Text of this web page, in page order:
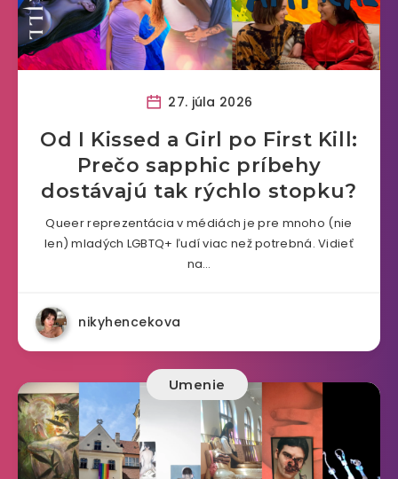
27. júla 2026
Od I Kissed a Girl po First Kill:
Prečo sapphic príbehy
dostávajú tak rýchlo stopku?
Queer reprezentácia v médiách je pre mnoho (nie
len) mladých LGBTQ+ ľudí viac než potrebná. Vidieť
na…
nikyhencekova
Umenie